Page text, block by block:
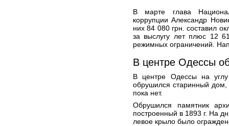
В марте глава
коррупции Александр
них 84 080 грн. составил
за выслугу лет плюс 12
режимных ограничений.
В центре Одессы
В центре Одессы на
обрушился старинный
пока нет.
Обрушился памятник
построенный в 1893 г. На
левое крыло было